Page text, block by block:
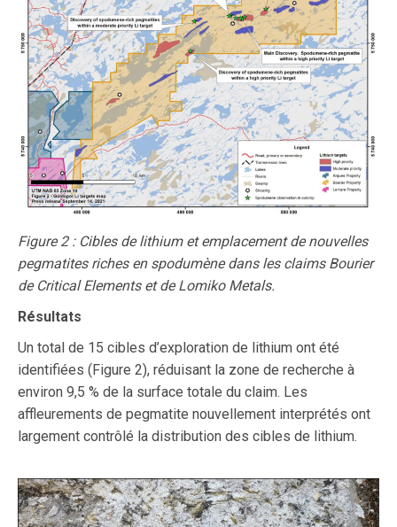
Figure 2 : Cibles de lithium et emplacement de nouvelles
pegmatites riches en spodumène dans les claims Bourier
de Critical Elements et de Lomiko Metals.
Résultats
Un total de 15 cibles d’exploration de lithium ont été
identifiées (Figure 2), réduisant la zone de recherche à
environ 9,5 % de la surface totale du claim. Les
affleurements de pegmatite nouvellement interprétés ont
largement contrôlé la distribution des cibles de lithium.